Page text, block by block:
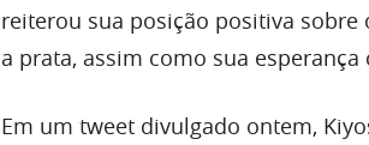
reiterou sua posição positiva
a prata, assim como sua
Em um tweet divulgado ontem,